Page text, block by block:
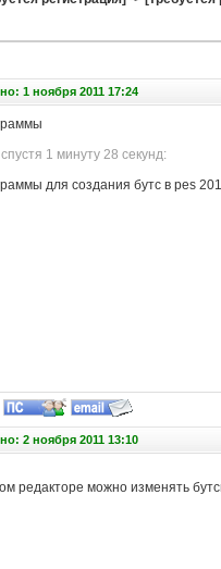
1 ноября 2011 17:24
1 минуту 28 секунд:
для создания бутс в pes
2 ноября 2011 13:10
редакторе можно изменять